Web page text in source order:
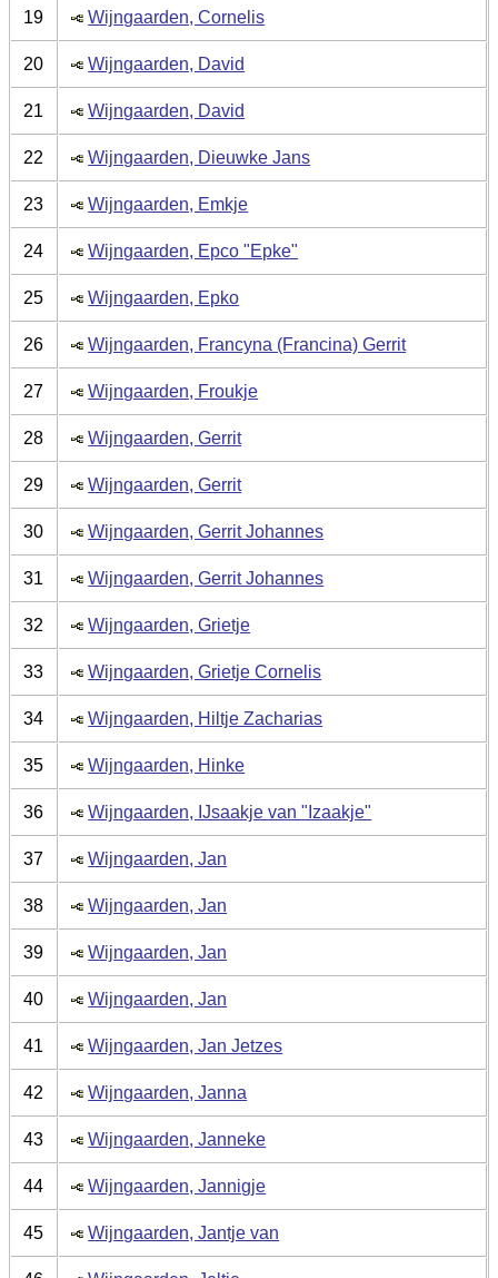
19 Wijngaarden, Cornelis
20 Wijngaarden, David
21 Wijngaarden, David
22 Wijngaarden, Dieuwke Jans
23 Wijngaarden, Emkje
24 Wijngaarden, Epco "Epke"
25 Wijngaarden, Epko
26 Wijngaarden, Francyna (Francina) Gerrit
27 Wijngaarden, Froukje
28 Wijngaarden, Gerrit
29 Wijngaarden, Gerrit
30 Wijngaarden, Gerrit Johannes
31 Wijngaarden, Gerrit Johannes
32 Wijngaarden, Grietje
33 Wijngaarden, Grietje Cornelis
34 Wijngaarden, Hiltje Zacharias
35 Wijngaarden, Hinke
36 Wijngaarden, IJsaakje van "Izaakje"
37 Wijngaarden, Jan
38 Wijngaarden, Jan
39 Wijngaarden, Jan
40 Wijngaarden, Jan
41 Wijngaarden, Jan Jetzes
42 Wijngaarden, Janna
43 Wijngaarden, Janneke
44 Wijngaarden, Jannigje
45 Wijngaarden, Jantje van